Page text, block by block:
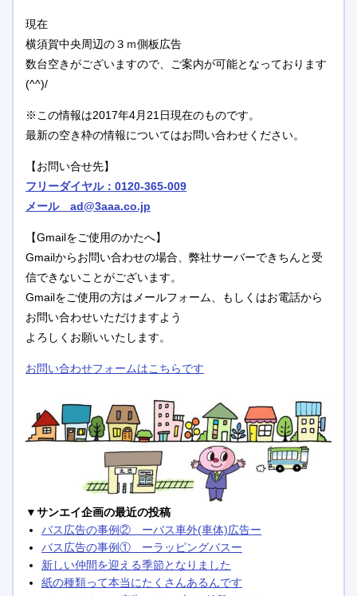
現在
横須賀中央周辺の３ｍ側板広告
数台空きがございますので、ご案内が可能となっております
(^^)/
※この情報は2017年4月21日現在のものです。
最新の空き枠の情報についてはお問い合わせください。
【お問い合せ先】
フリーダイヤル：0120-365-009
メール ad@3aaa.co.jp
【Gmailをご使用のかたへ】
Gmailからお問い合わせの場合、弊社サーバーできちんと受
信できないことがございます。
Gmailをご使用の方はメールフォーム、もしくはお電話から
お問い合わせいただけますよう
よろしくお願いいたします。
お問い合わせフォームはこちらです
▼サンエイ企画の最近の投稿
バス広告の事例② ーバス車外(車体)広告ー
バス広告の事例① ーラッピングバスー
新しい仲間を迎える季節となりました
紙の種類って本当にたくさんあるんです